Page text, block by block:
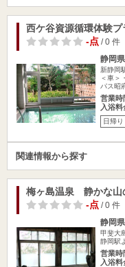
西ケ谷資源循環体験
-点/ 0 件
静岡
新静岡
＜車＞
パス昭
営業時
入浴料
日帰り
関連情報から探す
梅ヶ島温泉 静かな山
-点/ 0 件
静岡
甲斐大
静岡駅
営業時
入浴料